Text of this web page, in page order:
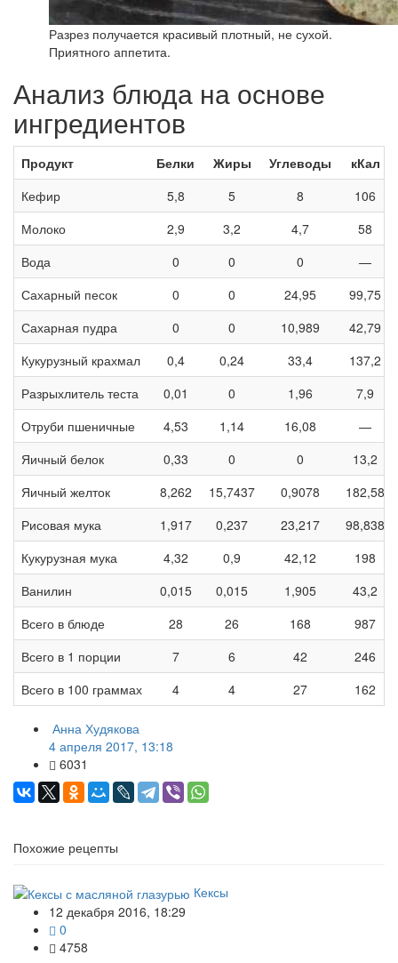
Разрез получается красивый плотный, не сухой.
Приятного аппетита.
Анализ блюда на основе
ингредиентов
Продукт Белки Жиры Углеводы
кКал
Кефир
5,8 5 8
106
Молоко
2,9 3,2 4,7
58
Вода
0 0 0
—
Сахарный песок
0 0 24,95
99,75
Сахарная пудра
0 0 10,989
42,79
Кукурузный крахмал
0,4 0,24 33,4
137,2
Разрыхлитель теста
0,01 0 1,96
7,9
Отруби пшеничные
4,53 1,14 16,08
—
Яичный белок
0,33 0 0
13,2
Яичный желток
8,262 15,7437 0,9078
182,58
Рисовая мука
1,917 0,237 23,217
98,838
Кукурузная мука
4,32 0,9 42,12
198
Ванилин
0,015 0,015 1,905
43,2
Всего в блюде
28 26 168
987
Всего в 1 порции
7 6 42
246
Всего в 100 граммах
4 4 27 162
Анна Худякова
4 апреля 2017, 13:18
6031
Похожие рецепты
Кексы
12 декабря 2016, 18:29
0
4758